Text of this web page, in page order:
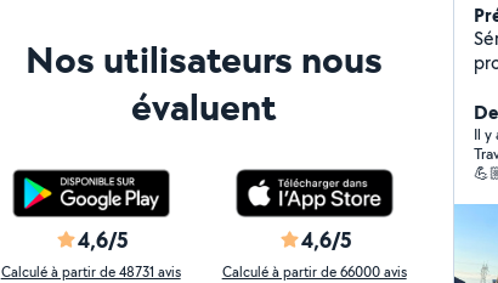
Nos utilisateurs nous
évaluent
4,6/5
Calculé à partir de 48731 avis
4,6/5
Calculé à partir de 66000 avis
Sérieux et
Il y